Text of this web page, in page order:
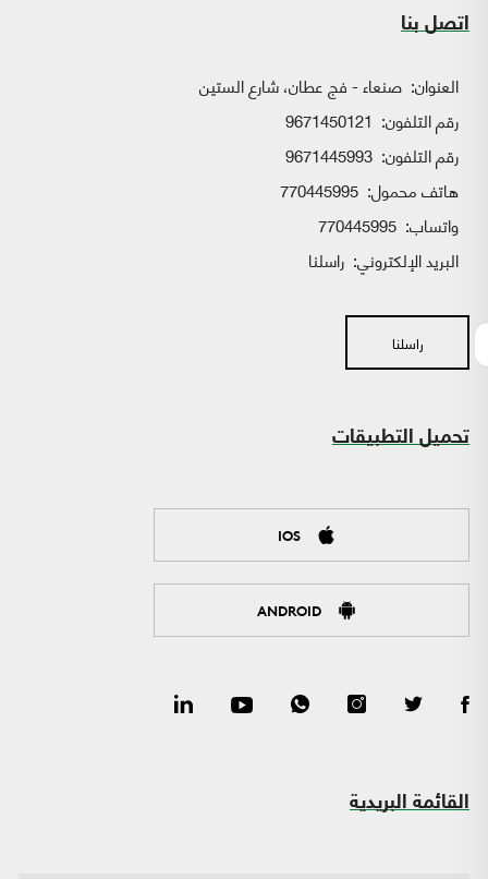
اتصل بنا
العنوان: صنعاء - فج عطان، شارع الستين
رقم التلفون: 9671450121
رقم التلفون: 9671445993
هاتف محمول: 770445995
واتساب:
البريد الإلكتروني: راسلنا
راسلنا
تحميل التطبيقات
IOS
ANDROID
القائمة البريدية